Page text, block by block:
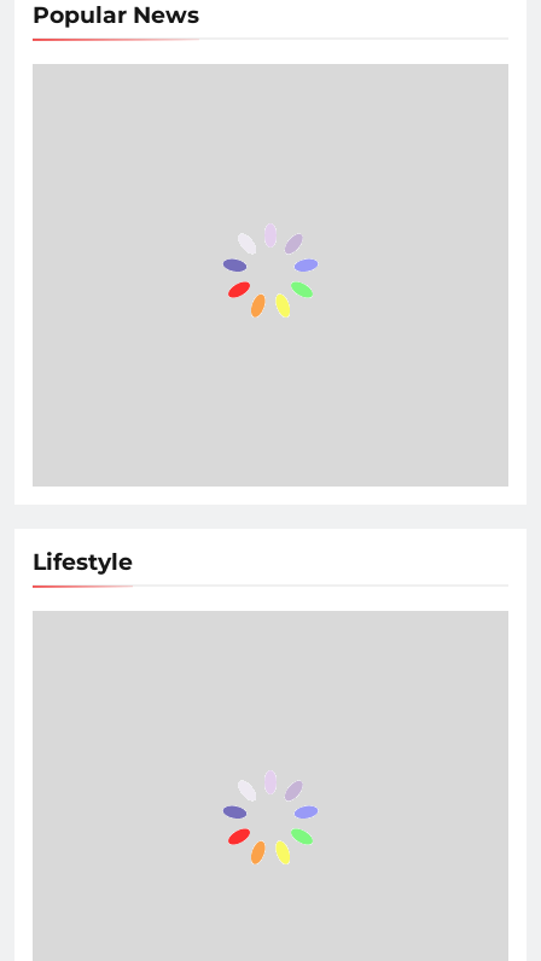
Popular News
Lifestyle